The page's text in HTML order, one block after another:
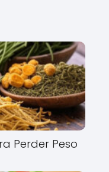
Perder Peso